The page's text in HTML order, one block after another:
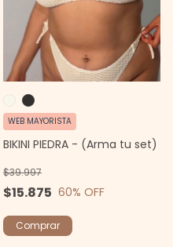
BIKINI PIEDRA - (Arma tu set)
$15.875
$39.997
60% OFF
WEB MAYORISTA
Comprar